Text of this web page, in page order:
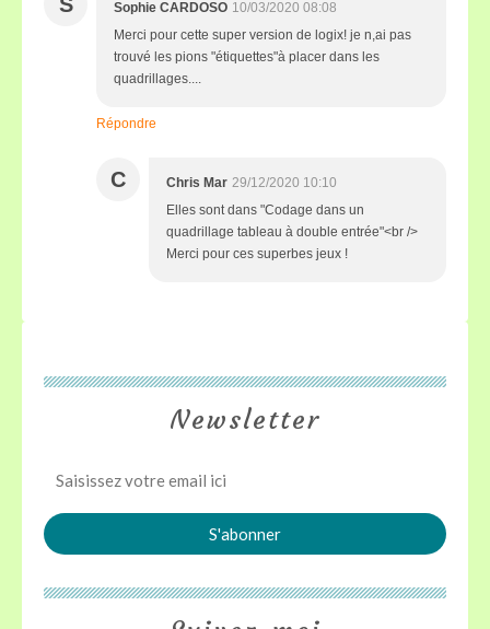
Sophie CARDOSO 10/03/2020 08:08
Merci pour cette super version de logix! je n,ai pas
trouvé les pions "étiquettes"à placer dans les
quadrillages....
Répondre
C Chris Mar 29/12/2020 10:10
Elles sont dans "Codage dans un
quadrillage tableau à double entrée"<br />
Merci pour ces superbes jeux !
Newsletter